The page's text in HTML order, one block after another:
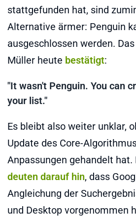
stattgefunden hat, sind
Alternative ärmer: Penguin
ausgeschlossen werden.
Müller heute bestätigt:
"It wasn't Penguin. You can
your list."
Es bleibt also weiter unklar,
Update des Core-
Anpassungen gehandelt hat.
deuten darauf hin, dass
Angleichung der
und Desktop vorgenommen